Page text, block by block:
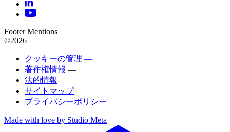
Footer Mentions
©2026
クッキーの管理 —
著作権情報 —
法的情報 —
サイトマップ —
プライバシーポリシー
Made with love by Studio Meta